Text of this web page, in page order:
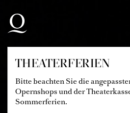
Zur Hauptnavigation springen
Zum Hauptinhalt springen
Zum Footer springen
THEATERFERIEN
Bitte beachten Sie die
Opernshops und der
Sommerferien.